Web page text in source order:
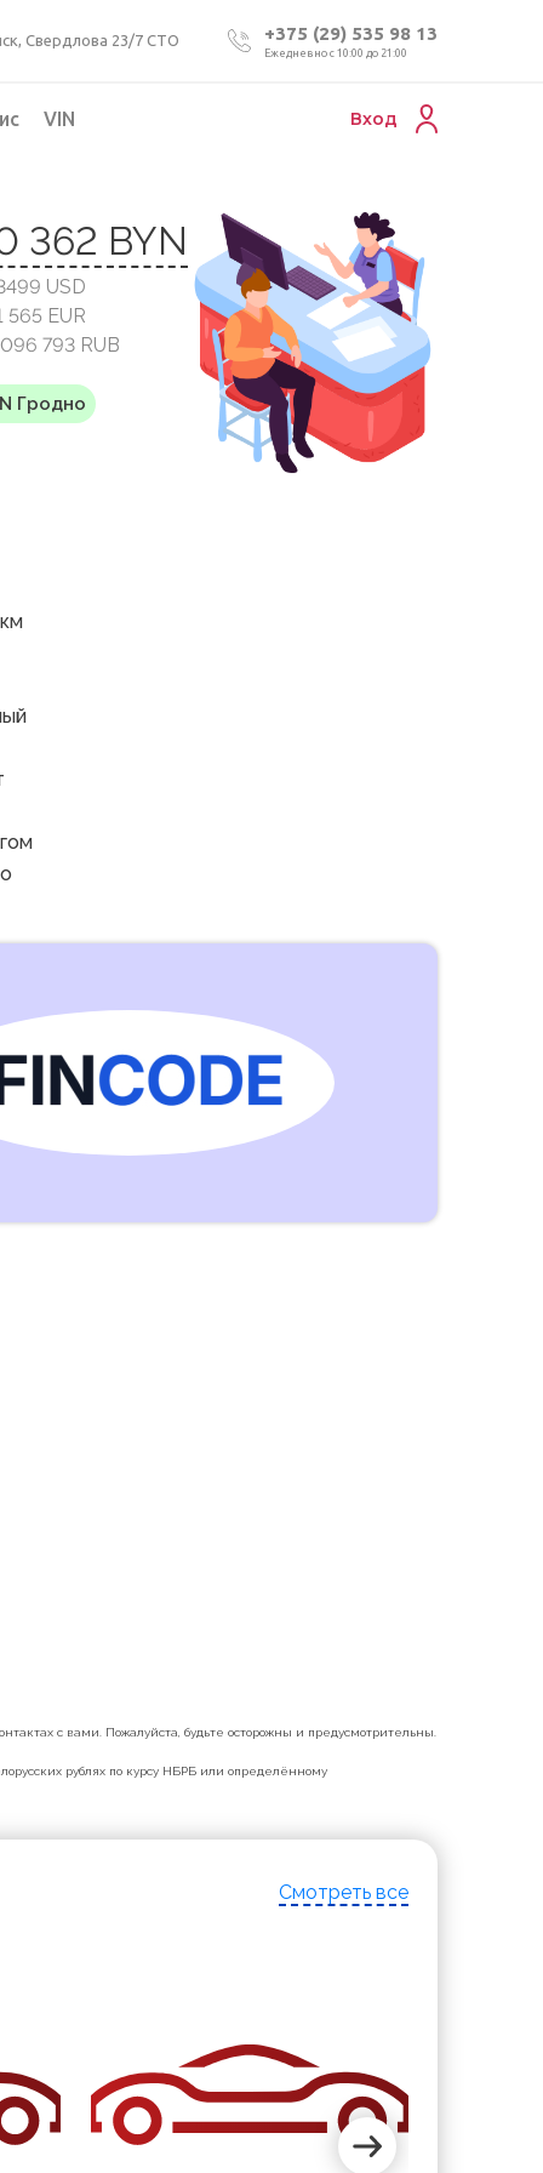
Свердлова 23/7 СТО +375 (29) 535 98 13
Ежедневно с 10:00 до 21:00
Проверка VIN номера авто
Пригон авто из Беларуси
Подбор мотоцикла
VIN Вход
362 BYN
USD
565 EUR
793 RUB
Гродно
с вами. Пожалуйста, будьте осторожны и предусмотрительны.
рублях по курсу НБРБ или определённому
Смотреть все